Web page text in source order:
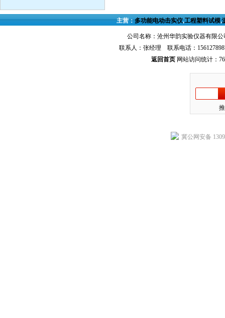
主营：多功能电动击实仪,工程塑料试模,
公司名称：沧州华韵实验仪器有限
联系人：张经理 联系电话：
返回首页网站访问统计：
冀公网安备